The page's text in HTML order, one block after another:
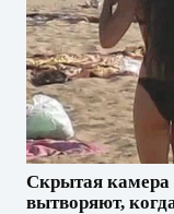
Скрытая
вытворяют,